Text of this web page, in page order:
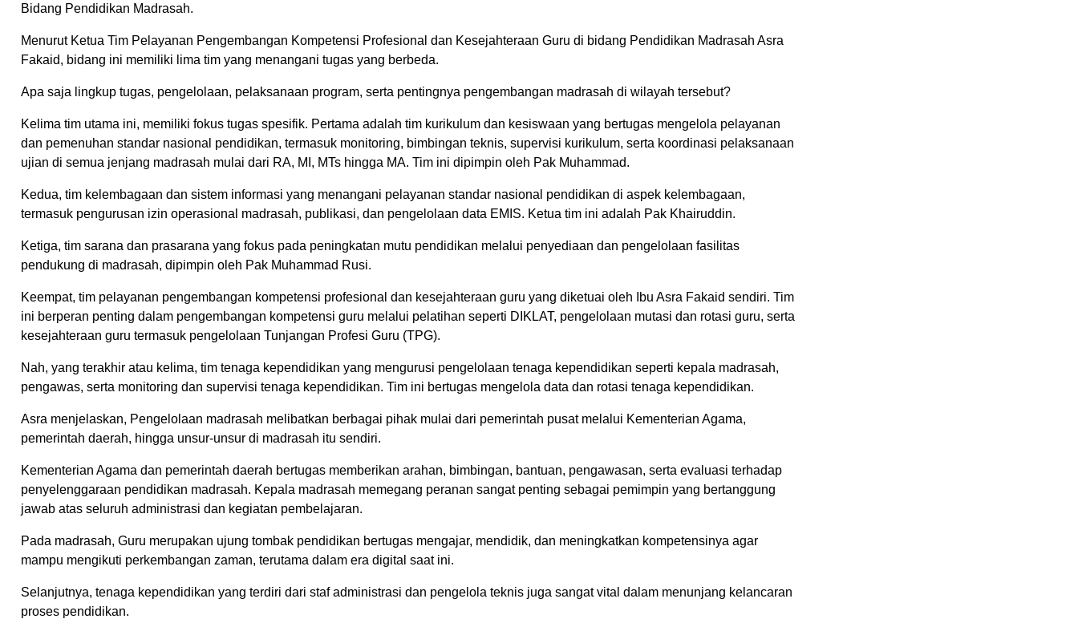
Bidang Pendidikan Madrasah.
Menurut Ketua Tim Pelayanan Pengembangan Kompetensi Profesional dan Kesejahteraan Guru di bidang Pendidikan Madrasah Asra
Fakaid, bidang ini memiliki lima tim yang menangani tugas yang berbeda.
Apa saja lingkup tugas, pengelolaan, pelaksanaan program, serta pentingnya pengembangan madrasah di wilayah tersebut?
Kelima tim utama ini, memiliki fokus tugas spesifik. Pertama adalah tim kurikulum dan kesiswaan yang bertugas mengelola pelayanan
dan pemenuhan standar nasional pendidikan, termasuk monitoring, bimbingan teknis, supervisi kurikulum, serta koordinasi pelaksanaan
ujian di semua jenjang madrasah mulai dari RA, MI, MTs hingga MA. Tim ini dipimpin oleh Pak Muhammad.
Kedua, tim kelembagaan dan sistem informasi yang menangani pelayanan standar nasional pendidikan di aspek kelembagaan,
termasuk pengurusan izin operasional madrasah, publikasi, dan pengelolaan data EMIS. Ketua tim ini adalah Pak Khairuddin.
Ketiga, tim sarana dan prasarana yang fokus pada peningkatan mutu pendidikan melalui penyediaan dan pengelolaan fasilitas
pendukung di madrasah, dipimpin oleh Pak Muhammad Rusi.
Keempat, tim pelayanan pengembangan kompetensi profesional dan kesejahteraan guru yang diketuai oleh Ibu Asra Fakaid sendiri. Tim
ini berperan penting dalam pengembangan kompetensi guru melalui pelatihan seperti DIKLAT, pengelolaan mutasi dan rotasi guru, serta
kesejahteraan guru termasuk pengelolaan Tunjangan Profesi Guru (TPG).
Nah, yang terakhir atau kelima, tim tenaga kependidikan yang mengurusi pengelolaan tenaga kependidikan seperti kepala madrasah,
pengawas, serta monitoring dan supervisi tenaga kependidikan. Tim ini bertugas mengelola data dan rotasi tenaga kependidikan.
Asra menjelaskan, Pengelolaan madrasah melibatkan berbagai pihak mulai dari pemerintah pusat melalui Kementerian Agama,
pemerintah daerah, hingga unsur-unsur di madrasah itu sendiri.
Kementerian Agama dan pemerintah daerah bertugas memberikan arahan, bimbingan, bantuan, pengawasan, serta evaluasi terhadap
penyelenggaraan pendidikan madrasah. Kepala madrasah memegang peranan sangat penting sebagai pemimpin yang bertanggung
jawab atas seluruh administrasi dan kegiatan pembelajaran.
Pada madrasah, Guru merupakan ujung tombak pendidikan bertugas mengajar, mendidik, dan meningkatkan kompetensinya agar
mampu mengikuti perkembangan zaman, terutama dalam era digital saat ini.
Selanjutnya, tenaga kependidikan yang terdiri dari staf administrasi dan pengelola teknis juga sangat vital dalam menunjang kelancaran
proses pendidikan.